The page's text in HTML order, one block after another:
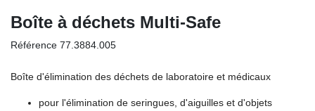
Boîte à déchets Multi-Safe
Référence 77.3884.005
Boîte d'élimination des déchets de laboratoire et médicaux
pour l'élimination de seringues, d'aiguilles et d'objets